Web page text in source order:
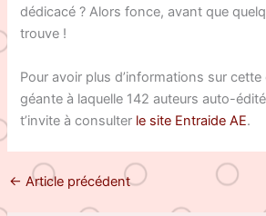
dédicacé ? Alors fonce, avant que
trouve !
Pour avoir plus d’informations sur
géante à laquelle 142 auteurs auto-
t’invite à consulter le site Entraide AE.
← Article précédent